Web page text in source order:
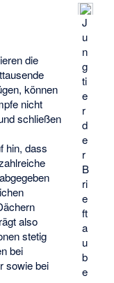
J
u
n
g
ti
e
r
d
e
r
B
ri
e
ft
a
u
b
e
die
können
nicht
schließen
hin, dass
also
stetig
bei
sowie bei